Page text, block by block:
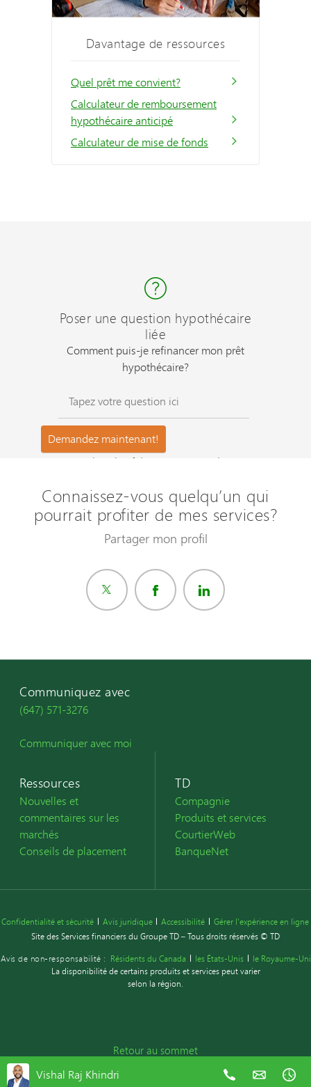
Vishal Raj Khindri
Davantage de ressources
Quel prêt me convient?
Calculateur de remboursement
hypothécaire anticipé
Calculateur de mise de fonds
Poser une question hypothécaire
liée
Comment puis-je refinancer mon prêt
hypothécaire?
Questions les plus fréquemment posées ?
Connaissez-vous quelqu’un qui
pourrait profiter de mes services?
Partager mon profil
Communiquez avec
(647) 571-3276
Communiquer avec moi
Ressources
Nouvelles et
commentaires sur les
marchés
Conseils de placement
TD
Compagnie
Produits et services
CourtierWeb
BanqueNet
Confidentialité et sécurité Avis juridique Accessibilité
Gérer l'expérience en ligne
Site des Services financiers du Groupe TD – Tous droits réservés © TD
Avis de non-responsabilité : Résidents du Canada les États-Unis
le Royaume-Uni
La disponibilité de certains produits et services peut varier
selon la région.
Retour au sommet